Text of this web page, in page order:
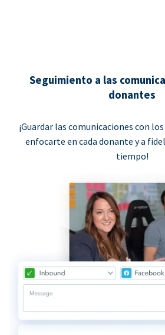
Seguimiento a las
donantes
¡Guardar las comunicaciones con
enfocarte en cada donante y a
tiempo!